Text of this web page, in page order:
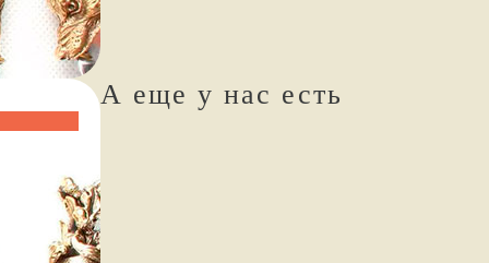
А еще у нас есть